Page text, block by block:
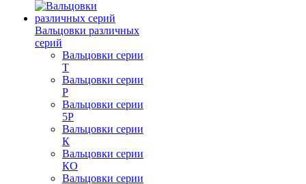
Вальцовки различных
серий
Вальцовки серии
Т
Вальцовки серии
Р
Вальцовки серии
5Р
Вальцовки серии
К
Вальцовки серии
КО
Вальцовки серии